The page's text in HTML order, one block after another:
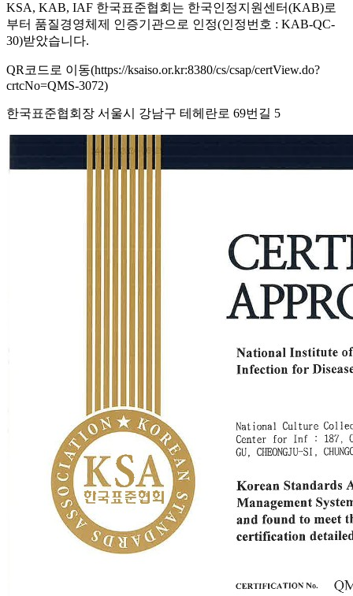
KSA, KAB, IAF 한국표준협회는 한국인정지원센터(KAB)로
부터 품질경영체제 인증기관으로 인정(인정번호 : KAB-QC-
30)받았습니다.
QR코드로 이동(https://ksaiso.or.kr:8380/cs/csap/certView.do?
crtcNo=QMS-3072)
한국표준협회장 서울시 강남구 테헤란로 69번길 5